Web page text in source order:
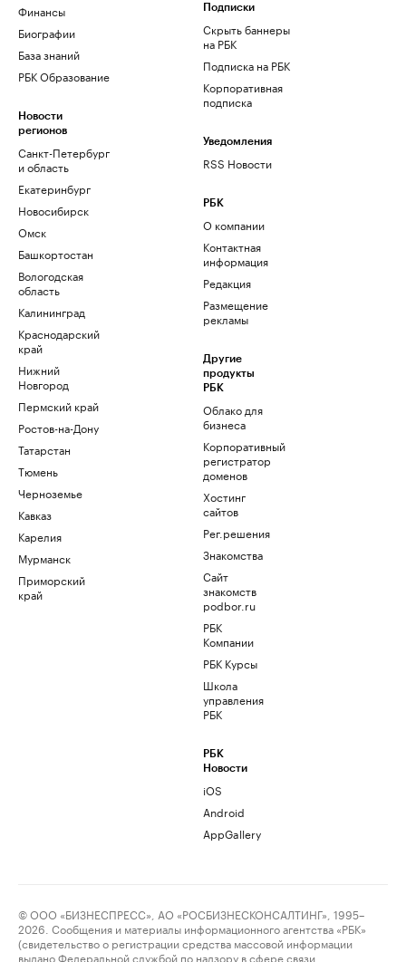
Финансы
Биографии
База знаний
РБК Образование
Новости
регионов
Санкт-Петербург
и область
Екатеринбург
Новосибирск
Омск
Башкортостан
Вологодская
область
Калининград
Краснодарский
край
Нижний
Новгород
Пермский край
Ростов-на-Дону
Татарстан
Тюмень
Черноземье
Кавказ
Карелия
Мурманск
Приморский
край
Подписки
Скрыть баннеры
на РБК
Подписка на РБК
Корпоративная
подписка
Уведомления
RSS Новости
РБК
О компании
Контактная
информация
Редакция
Размещение
рекламы
Другие
продукты
РБК
Облако для
бизнеса
Корпоративный
регистратор
доменов
Хостинг
сайтов
Рег.решения
Знакомства
Сайт
знакомств
podbor.ru
РБК
Компании
РБК Курсы
Школа
управления
РБК
РБК
Новости
iOS
Android
AppGallery
© ООО «БИЗНЕСПРЕСС», АО «РОСБИЗНЕСКОНСАЛТИНГ», 1995–
2026. Сообщения и материалы информационного агентства «РБК»
(свидетельство о регистрации средства массовой информации
выдано Федеральной службой по надзору в сфере связи,